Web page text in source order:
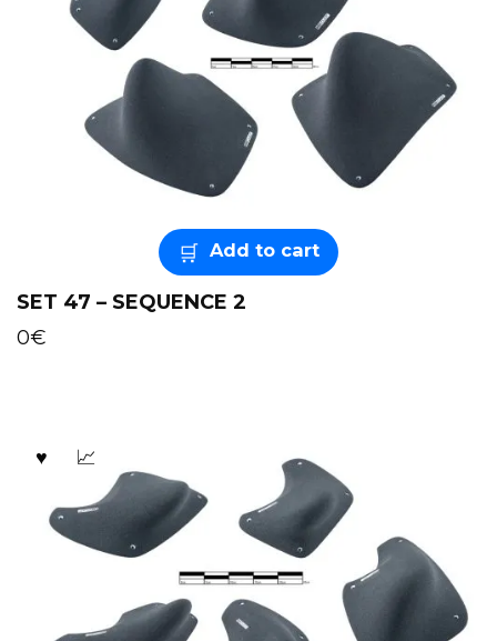
Add to cart
SET 47 – SEQUENCE 2
0€